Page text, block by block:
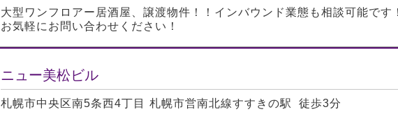
大型ワンフロアー居酒屋、譲渡物件！！インバウンド業態も相談可能で
お気軽にお問い合わせください！
ニュー美松ビル
札幌市中央区南5条西4丁目 札幌市営南北線すすきの駅 徒歩3分